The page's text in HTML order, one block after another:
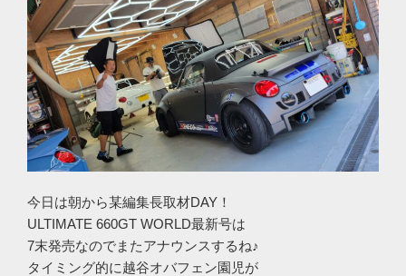
今日は朝から某編集長取材DAY！
ULTIMATE 660GT WORLD最新号は
7末発売なのでまたアナウンスするね♪
タイミング的に越谷オバフェン園児が